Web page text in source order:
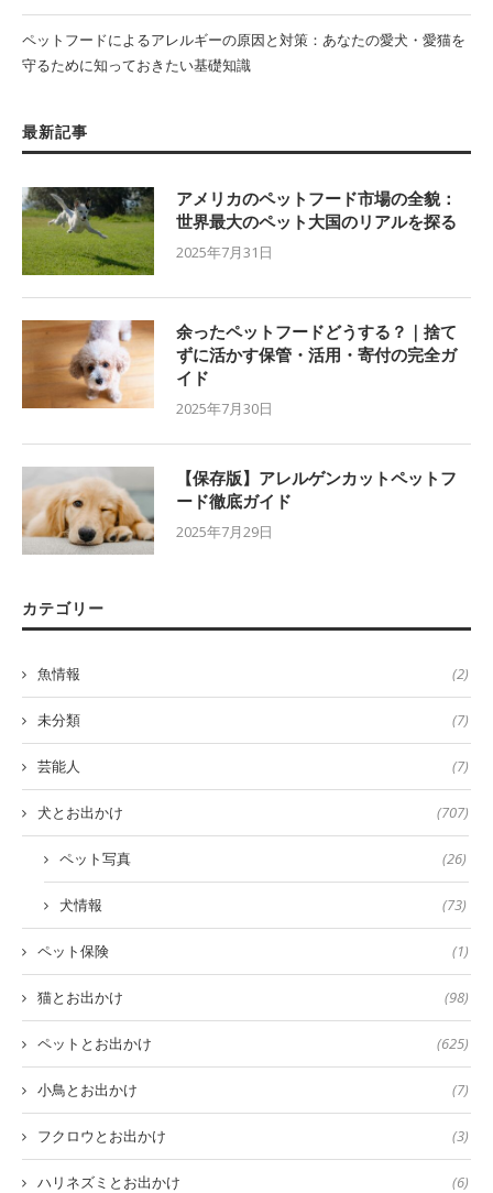
ペットフードによるアレルギーの原因と対策：あなたの愛犬・愛猫を
守るために知っておきたい基礎知識
最新記事
アメリカのペットフード市場の全貌：
世界最大のペット大国のリアルを探る
2025年7月31日
余ったペットフードどうする？｜捨て
ずに活かす保管・活用・寄付の完全ガ
イド
2025年7月30日
【保存版】アレルゲンカットペットフ
ード徹底ガイド
2025年7月29日
カテゴリー
魚情報 (2)
未分類 (7)
芸能人 (7)
犬とお出かけ (707)
ペット写真 (26)
犬情報 (73)
ペット保険 (1)
猫とお出かけ (98)
ペットとお出かけ (625)
小鳥とお出かけ (7)
フクロウとお出かけ (3)
ハリネズミとお出かけ (6)